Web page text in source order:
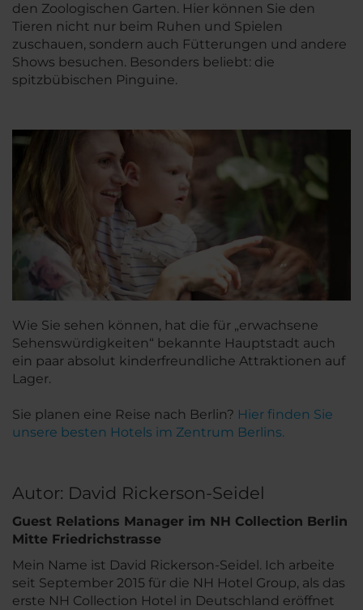
den Zoologischen Garten. Hier können Sie den
Tieren nicht nur beim Ruhen und Spielen
zuschauen, sondern auch Fütterungen und andere
Shows besuchen. Besonders beliebt: die
spitzbübischen Pinguine.
Wie Sie sehen können, hat die für „erwachsene
Sehenswürdigkeiten“ bekannte Hauptstadt auch
ein paar absolut kinderfreundliche Attraktionen auf
Lager.
Sie planen eine Reise nach Berlin? Hier finden Sie
unsere besten Hotels im Zentrum Berlins.
Autor: David Rickerson-Seidel
Guest Relations Manager im NH Collection Berlin
Mitte Friedrichstrasse
Mein Name ist David Rickerson-Seidel. Ich arbeite
seit September 2015 für die NH Hotel Group, als das
erste NH Collection Hotel in Deutschland eröffnet